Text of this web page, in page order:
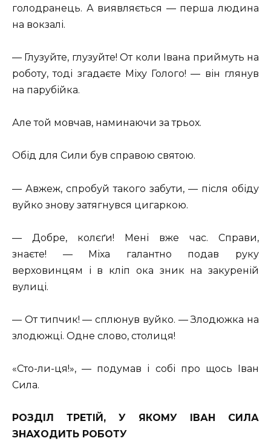
голодранець. А виявляється — перша людина
на вокзалі.
— Глузуйте, глузуйте! От коли Івана приймуть на
роботу, тоді згадаєте Міху Голого! — він глянув
на парубійка.
Але той мовчав, наминаючи за трьох.
Обід для Сили був справою святою.
— Авжеж, спробуй такого забути, — після обіду
вуйко знову затягнувся цигаркою.
— Добре, колєґи! Мені вже час. Справи,
знаєте! — Міха галантно подав руку
верховинцям і в кліп ока зник на закуреній
вулиці.
— От типчик! — сплюнув вуйко. — Злодюжка на
злодюжці. Одне слово, столиця!
«Сто-ли-ця!», — подумав і собі про щось Іван
Сила.
РОЗДІЛ ТРЕТІЙ, У ЯКОМУ ІВАН СИЛА
ЗНАХОДИТЬ РОБОТУ